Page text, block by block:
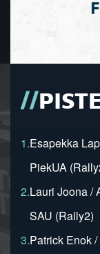
1.Esapekka
PiekUA
2.Lauri Joona /
SAU (Rally2)
3.Patrick Enok